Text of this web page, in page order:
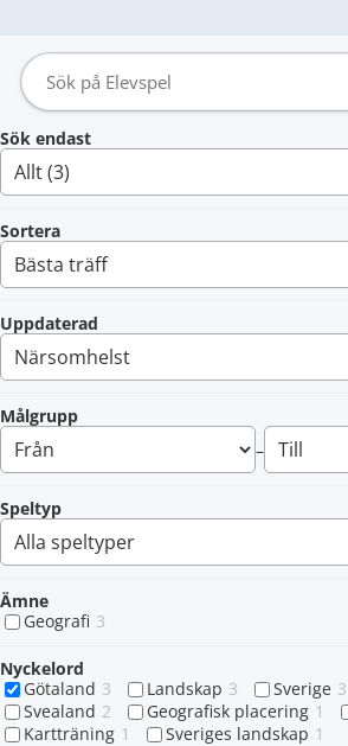
Sök endast
Sortera
Uppdaterad
Målgrupp
–
Speltyp
Ämne
Geografi 3
Nyckelord
Götaland 3 Landskap 3 Sverige 3
Svealand 2 Geografisk placering 1
Kartträning 1 Sveriges landskap 1